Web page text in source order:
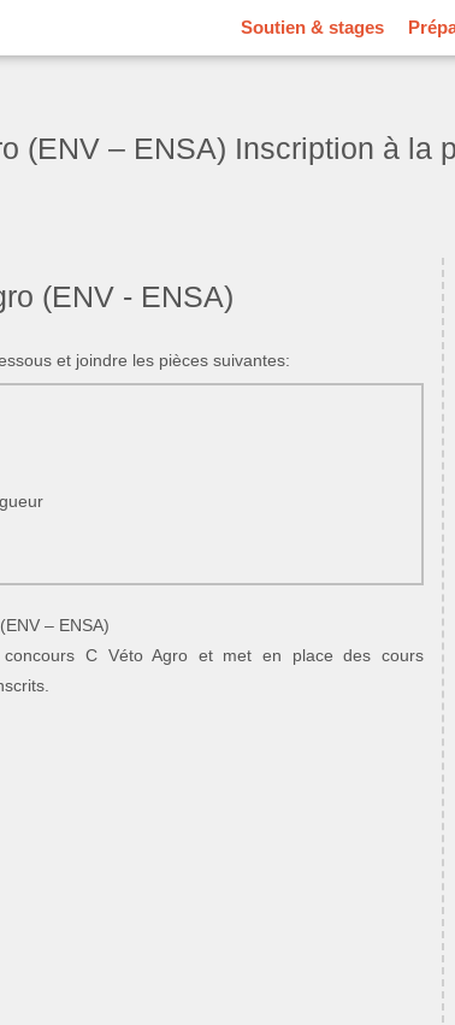
Soutien & stages
(ENV – ENSA) Inscription à la
(ENV - ENSA)
et joindre les pièces suivantes:
– ENSA)
C Véto Agro et met en place des cours